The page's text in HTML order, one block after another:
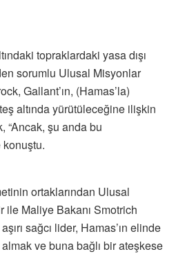
topraklardaki yasa dışı
sorumlu Ulusal Misyonlar
Gallant’ın, (Hamas’la)
altında yürütüleceğine ilişkin
“Ancak, şu anda bu
konuştu.
ortaklarından Ulusal
ile Maliye Bakanı Smotrich
sağcı lider, Hamas’ın elinde
ve buna bağlı bir ateşkese